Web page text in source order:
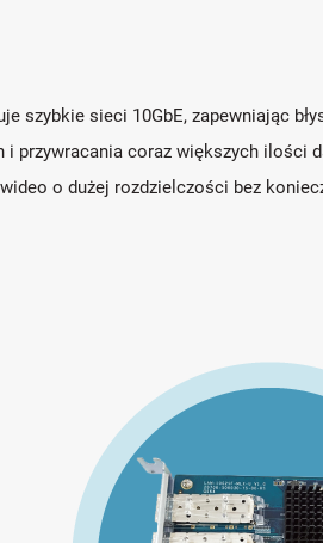
szybkie sieci 10GbE, zapewniając
coraz większych ilości
o dużej rozdzielczości bez